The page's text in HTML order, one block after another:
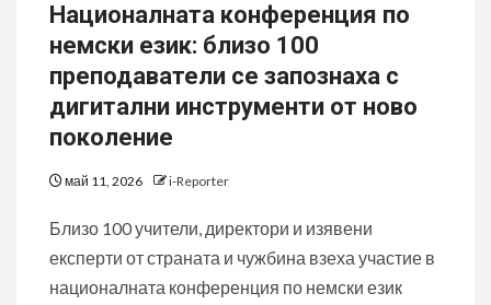
Националната конференция по
немски език: близо 100
преподаватели се запознаха с
дигитални инструменти от ново
поколение
май 11, 2026 i-Reporter
Близо 100 учители, директори и изявени
експерти от страната и чужбина взеха участие в
националната конференция по немски език